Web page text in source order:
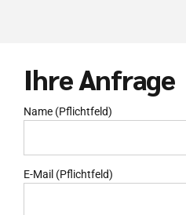
Ihre Anfrage
Name (Pflichtfeld)
E-Mail (Pflichtfeld)